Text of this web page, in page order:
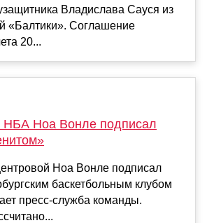
Владислава Сауся из
«Балтики». Соглашение
20...
НБА Ноа Вонле подписал
Ноа Вонле подписал
баскетбольным клубом
пресс-служба команды.